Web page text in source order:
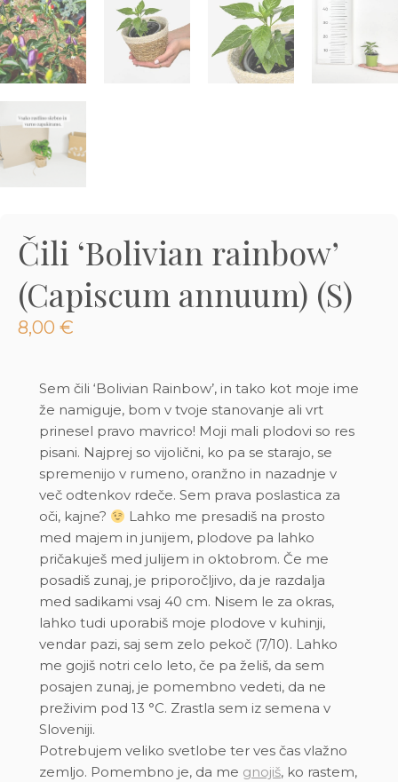
Čili ‘Bolivian rainbow’
(Capiscum annuum) (S)
8,00 €
Sem čili ‘Bolivian Rainbow’, in tako kot moje ime
že namiguje, bom v tvoje stanovanje ali vrt
prinesel pravo mavrico! Moji mali plodovi so res
pisani. Najprej so vijolični, ko pa se starajo, se
spremenijo v rumeno, oranžno in nazadnje v
več odtenkov rdeče. Sem prava poslastica za
oči, kajne?
Lahko me presadiš na prosto
med majem in junijem, plodove pa lahko
pričakuješ med julijem in oktobrom. Če me
posadiš zunaj, je priporočljivo, da je razdalja
med sadikami vsaj 40 cm. Nisem le za okras,
lahko tudi uporabiš moje plodove v kuhinji,
vendar pazi, saj sem zelo pekoč (7/10). Lahko
me gojiš notri celo leto, če pa želiš, da sem
posajen zunaj, je pomembno vedeti, da ne
preživim pod 13 °C. Zrastla sem iz semena v
Sloveniji.
Potrebujem veliko svetlobe ter ves čas vlažno
zemljo. Pomembno je, da me gnojiš, ko rastem,
€
Dodaj v košarico
Preberi prispevek